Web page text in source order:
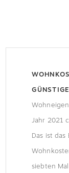
Jahr 2021
Das ist das
siebten